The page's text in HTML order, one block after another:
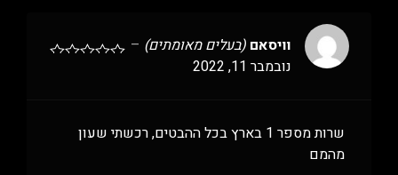
וויסאם (בעלים מאומתים) –
נובמבר 11, 2022
שרות מספר 1 בארץ בכל ההבטים, רכשתי שעון
מהמם